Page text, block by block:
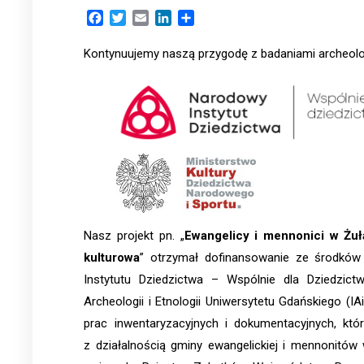
Facebook
TwitterEmail LinkedIn
Kontynuujemy naszą przygodę z badaniami
Nasz projekt pn. „Ewangelicy i mennonici w
kulturowa” otrzymał dofinansowanie ze
Instytutu Dziedzictwa – Wspólnie dla
Archeologii i Etnologii Uniwersytetu Gdańskiego
prac inwentaryzacyjnych i dokumentacyjnych,
z działalnością gminy ewangelickiej i